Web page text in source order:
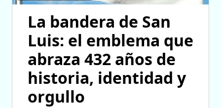
La bandera de San
Luis: el emblema que
abraza 432 años de
historia, identidad y
orgullo